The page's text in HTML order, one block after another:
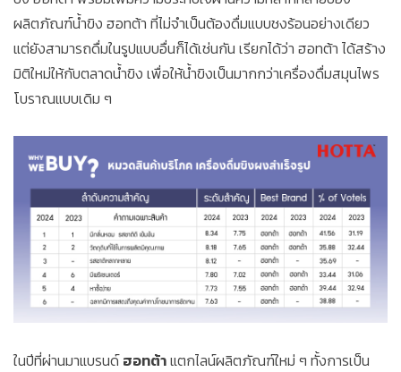
ผลิตภัณฑ์น้ำขิง ฮอทต้า ที่ไม่จำเป็นต้องดื่มแบบชงร้อนอย่างเดียว
แต่ยังสามารถดื่มในรูปแบบอื่นก็ได้เช่นกัน เรียกได้ว่า ฮอทต้า ได้สร้าง
มิติใหม่ให้กับตลาดน้ำขิง เพื่อให้น้ำขิงเป็นมากกว่าเครื่องดื่มสมุนไพร
โบราณแบบเดิม ๆ
ในปีที่ผ่านมาแบรนด์ฮอทต้าแตกไลน์ผลิตภัณฑ์ใหม่ ๆ ทั้งการเป็น